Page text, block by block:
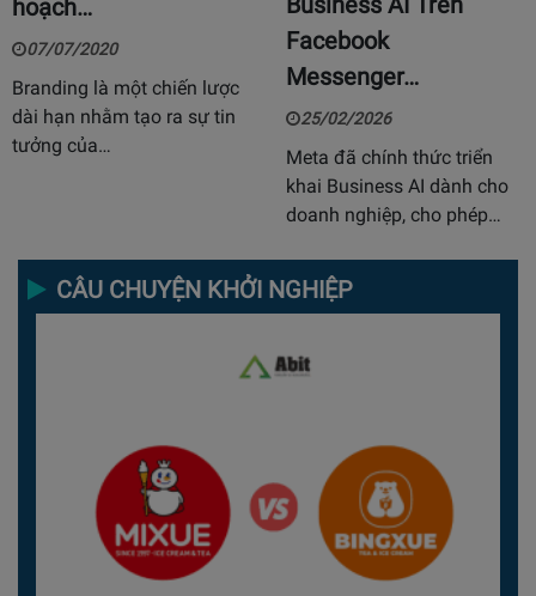
hoạch…
07/07/2020
Branding là một chiến lược
dài hạn nhằm tạo ra sự tin
tưởng của…
Facebook
Messenger…
25/02/2026
Meta đã chính thức triển
khai Business AI dành cho
doanh nghiệp, cho phép…
CÂU CHUYỆN KHỞI NGHIỆP